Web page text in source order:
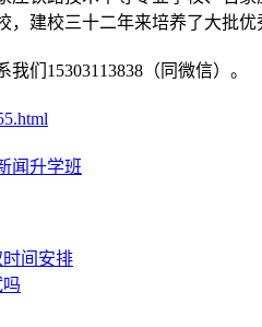
建校三十二年来培养了大批
们15303113838（同微信）。
闻升学班
时间安排